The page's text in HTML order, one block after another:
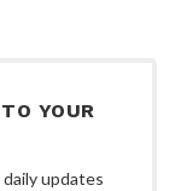
YOUR
updates